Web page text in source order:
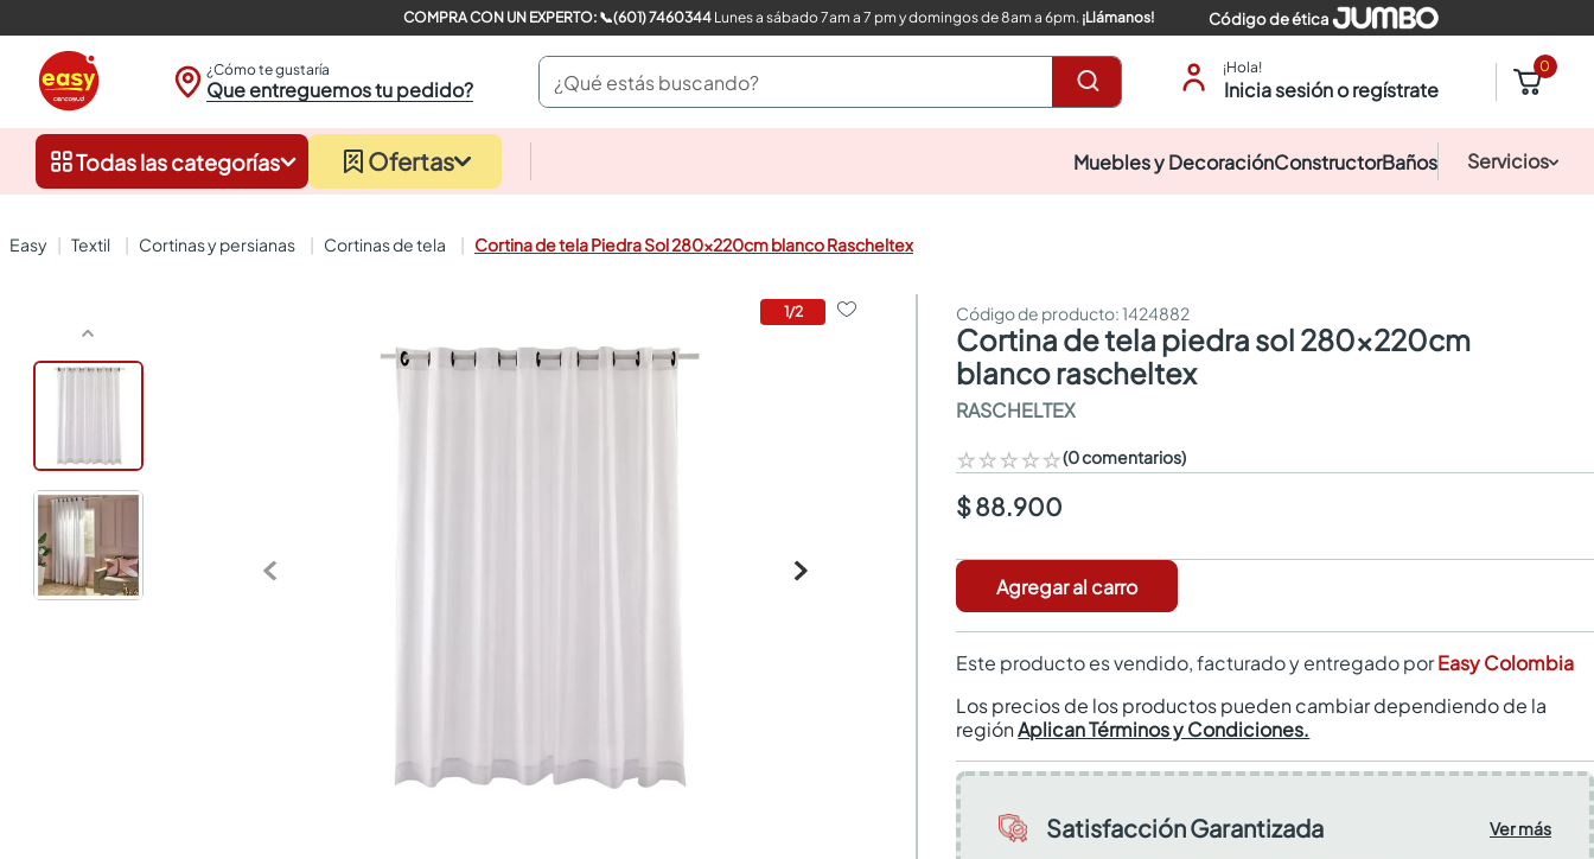
COMPRA CON UN EXPERTO: 📞(601) 7460344Lunes a sábado 7am a 7 pm y domingos de 8am a 6pm. ¡Llámanos! Código de ética
¿Cómo te gustaría
Que entreguemos tu pedido?
¿Qué estás buscando? ¡Hola!
Inicia sesión o regístrate
0
Todas las categorías Ofertas Muebles y DecoraciónConstructorBaños Servicios
textil cortinas y persianas cortinas de tela Cortina de tela Piedra Sol 280x220cm blanco Rascheltex
1/2 :1424882
cortina de tela piedra sol 280x220cm
blanco rascheltex
RASCHELTEX
☆☆☆☆☆(0 comentarios)
$ 88.900
Agregar al carro
Este producto es vendido, facturado y entregado porEasy Colombia
Los precios de los productos pueden cambiar dependiendo de la
regiónAplican Términos y Condiciones.
Satisfacción Garantizada
Ver más
closet
sanitarios
armarios closet